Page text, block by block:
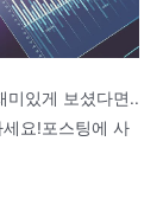
미있게 보셨다면..
요!포스팅에 사